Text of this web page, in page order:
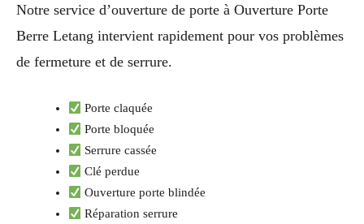
Notre service d’ouverture de porte à Ouverture Porte
Berre Letang intervient rapidement pour vos problèmes
de fermeture et de serrure.
Porte claquée
Porte bloquée
Serrure cassée
Clé perdue
Ouverture porte blindée
Réparation serrure